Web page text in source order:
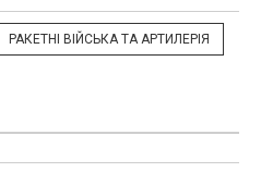
РАКЕТНІ ВІЙСЬКА ТА АРТИЛЕРІЯ